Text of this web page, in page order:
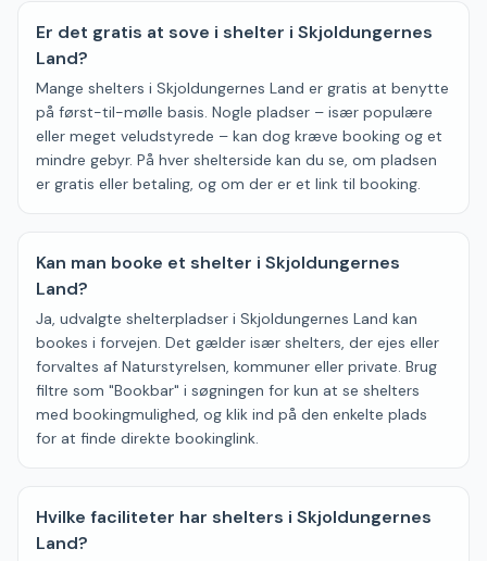
Er det gratis at sove i shelter i Skjoldungernes
Land?
Mange shelters i Skjoldungernes Land er gratis at benytte
på først-til-mølle basis. Nogle pladser – især populære
eller meget veludstyrede – kan dog kræve booking og et
mindre gebyr. På hver shelterside kan du se, om pladsen
er gratis eller betaling, og om der er et link til booking.
Kan man booke et shelter i Skjoldungernes
Land?
Ja, udvalgte shelterpladser i Skjoldungernes Land kan
bookes i forvejen. Det gælder især shelters, der ejes eller
forvaltes af Naturstyrelsen, kommuner eller private. Brug
filtre som "Bookbar" i søgningen for kun at se shelters
med bookingmulighed, og klik ind på den enkelte plads
for at finde direkte bookinglink.
Hvilke faciliteter har shelters i Skjoldungernes
Land?